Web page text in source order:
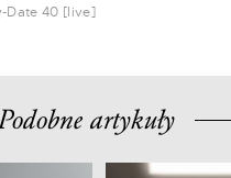
Date 40 [live]
artykuły